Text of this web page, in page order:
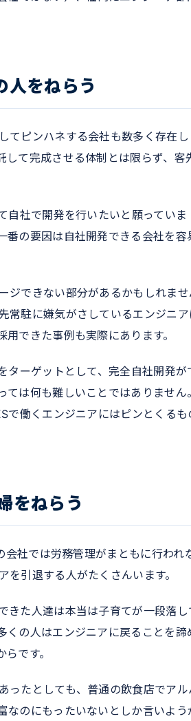
人をねらう
てピンハネする会社も数多く存在し
して完成させる体制とは限らず、客
自社で開発を行いたいと願っていま
番の要因は自社開発できる会社を容
ジできない部分があるかもしれませ
常駐に嫌気がさしているエンジニア
できた事例も実際にあります。
ターゲットとして、完全自社開発が
は何も難しいことではありません。
で働くエンジニアにはピンとくるも
をねらう
社では労務管理がまともに行われ
引退する人がたくさんいます。
きた人達は本当は子育てが一段落し
くの人はエンジニアに戻ることを諦
です。
ったとしても、普通の飲食店でアル
なのにもったいないとしか言いよう